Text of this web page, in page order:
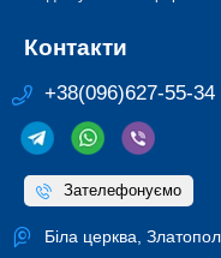
Контакти
+38(096)627-55-34
Зателефонуємо
Біла церква,